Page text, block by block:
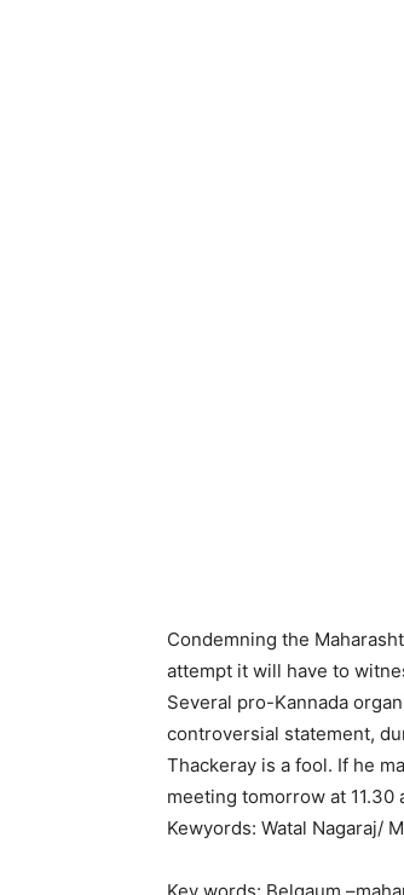
Condemning the
attempt it will have to
Several pro-Kannada
controversial statement,
Thackeray is a fool. If he
meeting tomorrow at 11.30
Kewyords: Watal Nagaraj/